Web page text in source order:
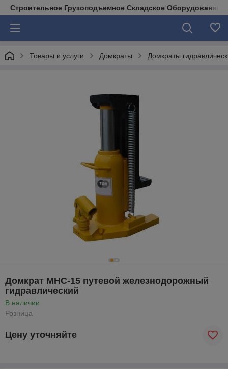
Строительное Грузоподъемное Складское Оборудование
Товары и услуги Домкраты Домкраты
Домкрат MHC-15 путевой железнодорожный
гидравлический
В наличии
Розница
Цену уточняйте